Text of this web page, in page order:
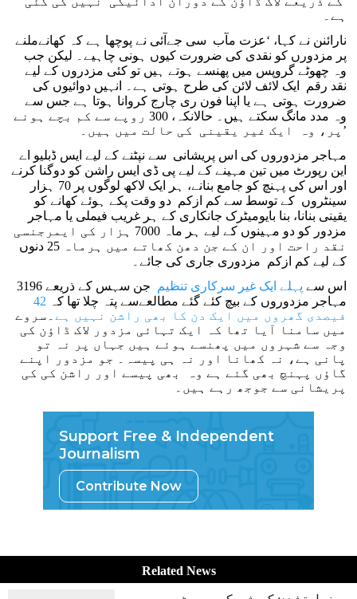
ہے۔
نارائنن نے کہا، ‘عزت مآب سی جےآئی نے پوچھا ہے کہ کھانےملنے
پر مزدورں کو نقدی کی ضرورت کیوں ہونی چاہیے۔ لیکن جب
وہ چھوٹے گروپس میں پھنسے ہوتے ہیں تو کئی مزدروں کے لیے
نقد رقم ایک لائف لائن کی طرح ہوتی ہے۔ انہیں دوائیوں کی
ضرورت ہوتی ہے یا اپنا فون ری چارج کروانا ہوتا ہے جس سے
وہ مدد مانگ سکتے ہیں۔ حالانکہ، 300 روپے سے کم بچے ہونے
پر، وہ ایک غیر یقینی کی حالت میں ہیں۔’
مہاجر مزدوروں کی اس پریشانی سے نپٹنے کے لیے ایس ڈبلیو اے
این رپورٹ میں تین مہینے کے لیے پی ڈی ایس راشن کو دوگنا کرنے
اور اس کی پہنچ کو جامع بنانے، ہر ایک لاکھ لوگوں پر 70 ہزار
سینٹروں کے توسط سے کم ازکم دو وقت پکے ہوئے کھانے کو
یقینی بنانا، بنا بایومیٹرک جانکاری کے ہر غریب فیملی یا مہاجر
مزدور کو دو مہینوں کے لیے ہر ماہ 7000 ہزار کی ایمرجنسی
نقد راحت اور ان کے جن دھن کھاتے میں ہرماہ 25 دنوں
کے لیے کم ازکم مزدوری جاری کی جائے۔
اس سے پہلے ایک غیر سرکاری تنظیم
جن سہس کے ذریعے 3196
مہاجر مزدوروں کے بیچ کئے گئے مطالعےسے پتہ چلا تھا کہ
42
فیصدی گھروں میں ایک دن کا بھی راشن نہیں ہے ۔سروے
میں سامنا آیا تھا کہ ایک تہائی مزدور لاک ڈاؤن کی
وجہ سے شہروں میں پھنسے ہوئے ہیں جہاں پر نہ تو
پانی ہے، نہ کھانا اور نہ ہی پیسہ۔ جو مزدور اپنے
گاؤں پہنچ بھی گئے ہے وہ بھی پیسے اور راشن کی کی
پریشانی سے جوجھ رہے ہیں۔
Support Free & Independent
Journalism
Contribute Now
Related News